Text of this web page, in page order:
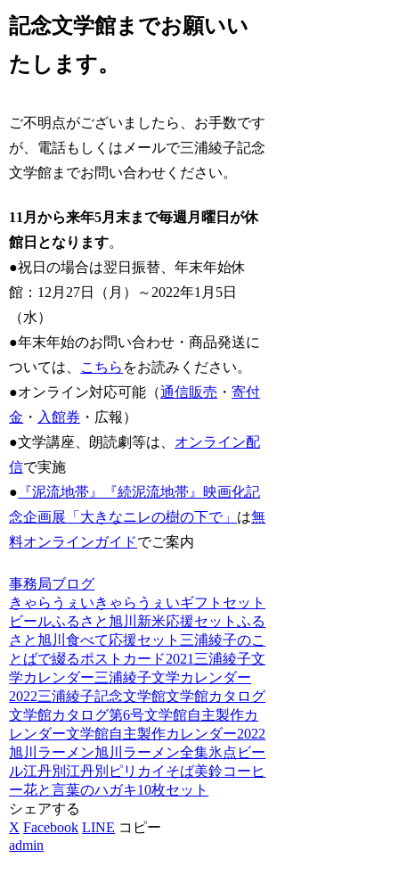
記念文学館までお願いい
たします。
ご不明点がございましたら、お手数です
が、電話もしくはメールで三浦綾子記念
文学館までお問い合わせください。
11月から来年5月末まで毎週月曜日が休
館日となります。
●祝日の場合は翌日振替、年末年始休
館：12月27日（月）～2022年1月5日
（水）
●年末年始のお問い合わせ・商品発送に
ついては、
こちら をお読みください。
●オンライン対応可能（通信販売 ・寄付
金 ・ 入館券 ・広報）
●文学講座、朗読劇等は、 オンライン配
信で実施
● 『泥流地帯』『続泥流地帯』映画化記
念企画展「大きなニレの樹の下で」 は無
料オンラインガイドでご案内
事務局ブログ
きゃらうぇいきゃらうぇいギフトセット
ビールふるさと旭川新米応援セットふる
さと旭川食べて応援セット 三浦綾子のこ
とばで綴るポストカード2021 三浦綾子文
学カレンダー三浦綾子文学カレンダー
2022三浦綾子記念文学館文学館カタログ
文学館カタログ第6号文学館自主製作カ
レンダー文学館自主製作カレンダー2022
旭川ラーメン旭川ラーメン全集氷点ビー
ル江丹別江丹別ピリカイそば美鈴コーヒ
ー花と言葉のハガキ10枚セット
シェアする
X Facebook LINE コピー
admin